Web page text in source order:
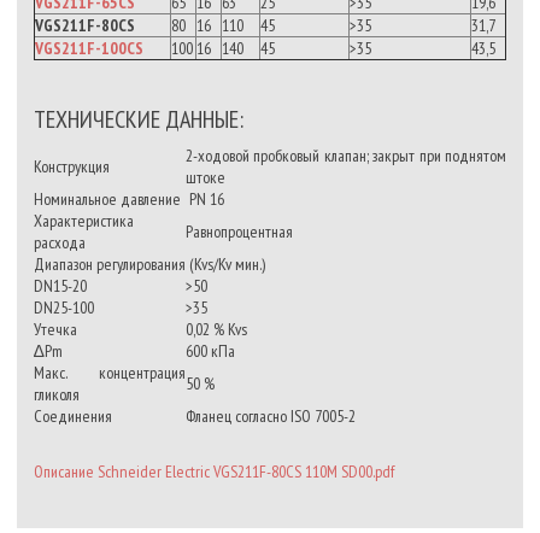
VGS211F-80CS
80 16 110 45 >35
31,7
VGS211F-100CS
100 16 140 45 >35 43,5
ТЕХНИЧЕСКИЕ ДАННЫЕ:
Конструкция
2-ходовой пробковый клапан; закрыт при поднятом
штоке
Номинальное давление PN 16
Характеристика
расхода
Равнопроцентная
Диапазон регулирования (Kvs/Kv мин.)
DN15-20
>50
DN25-100
>35
Утечка
0,02 % Kvs
∆Pm
600 кПа
Макс. концентрация
гликоля
50 %
Соединения
Фланец согласно ISO 7005-2
Описание Schneider Electric VGS211F-80CS 110M SD00.pdf